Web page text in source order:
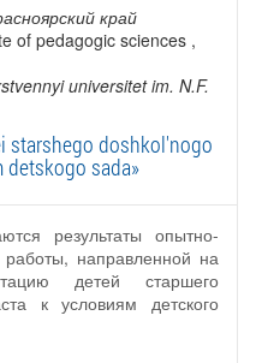
край
of pedagogic sciences ,
universitet im. N.F.
starshego doshkol'nogo
sada»
результаты опытно-
работы, направленной на
детей старшего
к условиям детского